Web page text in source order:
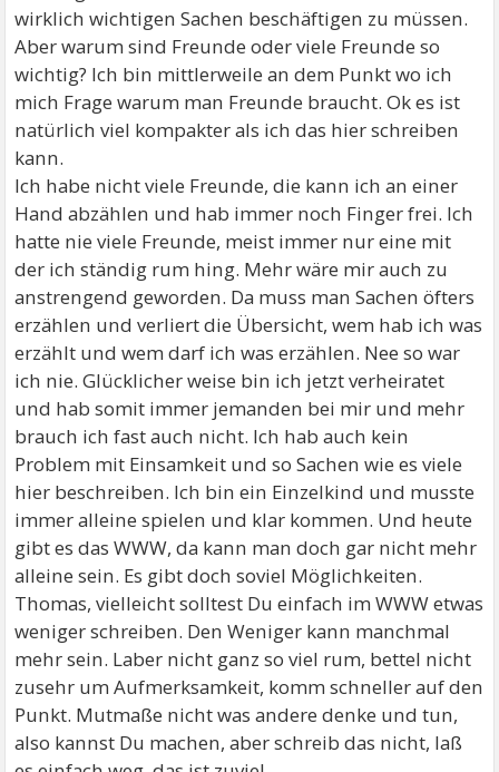
wirklich wichtigen Sachen beschäftigen zu müssen.
Aber warum sind Freunde oder viele Freunde so
wichtig? Ich bin mittlerweile an dem Punkt wo ich
mich Frage warum man Freunde braucht. Ok es ist
natürlich viel kompakter als ich das hier schreiben
kann.
Ich habe nicht viele Freunde, die kann ich an einer
Hand abzählen und hab immer noch Finger frei. Ich
hatte nie viele Freunde, meist immer nur eine mit
der ich ständig rum hing. Mehr wäre mir auch zu
anstrengend geworden. Da muss man Sachen öfters
erzählen und verliert die Übersicht, wem hab ich was
erzählt und wem darf ich was erzählen. Nee so war
ich nie. Glücklicher weise bin ich jetzt verheiratet
und hab somit immer jemanden bei mir und mehr
brauch ich fast auch nicht. Ich hab auch kein
Problem mit Einsamkeit und so Sachen wie es viele
hier beschreiben. Ich bin ein Einzelkind und musste
immer alleine spielen und klar kommen. Und heute
gibt es das WWW, da kann man doch gar nicht mehr
alleine sein. Es gibt doch soviel Möglichkeiten.
Thomas, vielleicht solltest Du einfach im WWW etwas
weniger schreiben. Den Weniger kann manchmal
mehr sein. Laber nicht ganz so viel rum, bettel nicht
zusehr um Aufmerksamkeit, komm schneller auf den
Punkt. Mutmaße nicht was andere denke und tun,
also kannst Du machen, aber schreib das nicht, laß